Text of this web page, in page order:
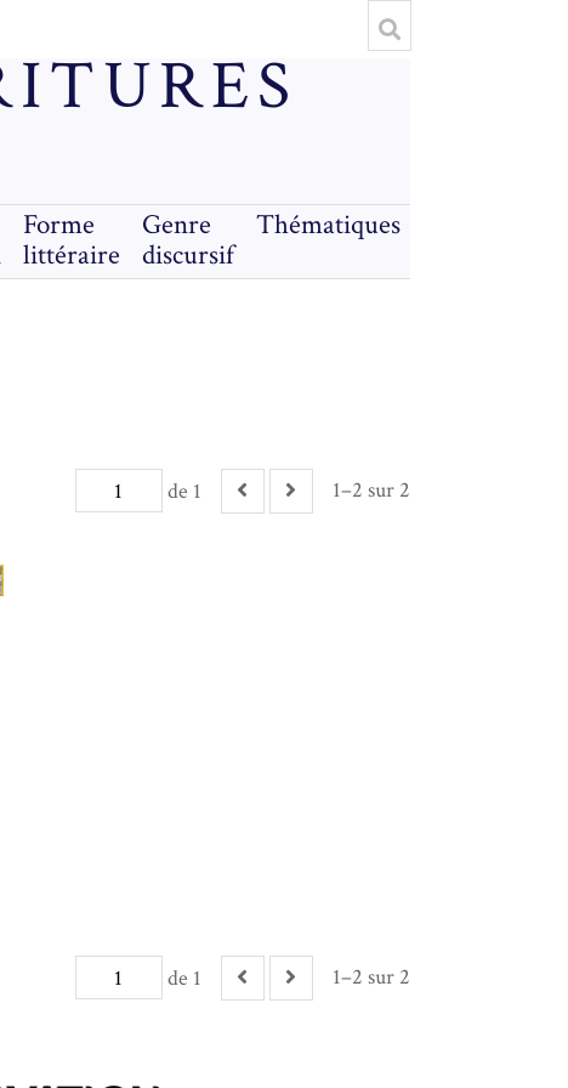
Forme
littéraire
Genre
discursif
Thématiques
de 1 1–2 sur 2
de 1 1–2 sur 2